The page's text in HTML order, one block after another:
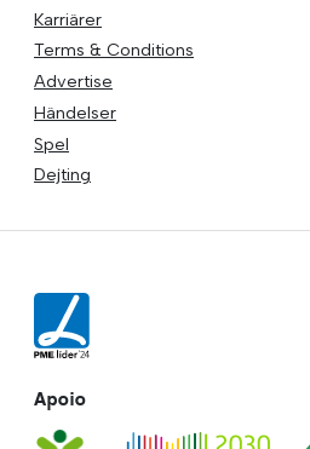
Karriärer
Terms & Conditions
Advertise
Händelser
Spel
Dejting
Apoio